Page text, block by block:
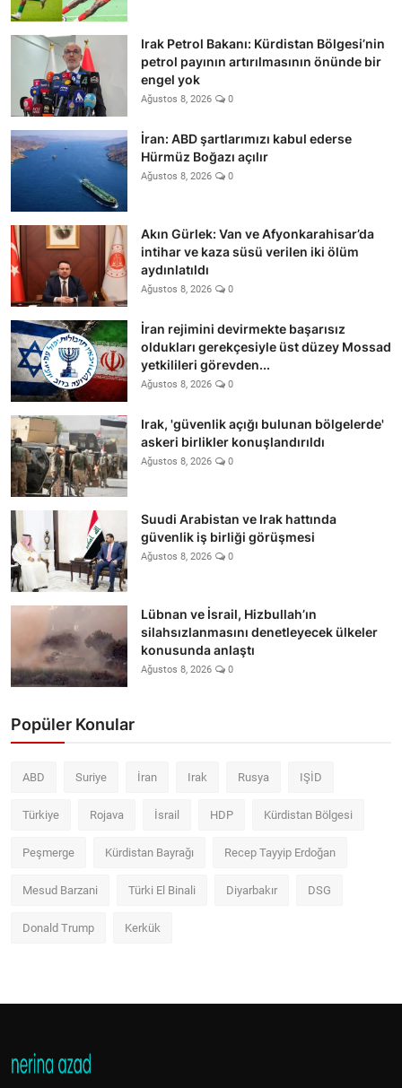
Irak Petrol Bakanı: Kürdistan Bölgesi’nin
petrol payının artırılmasının önünde bir
engel yok
Ağustos 8, 2026 0
İran: ABD şartlarımızı kabul ederse
Hürmüz Boğazı açılır
Ağustos 8, 2026 0
Akın Gürlek: Van ve Afyonkarahisar’da
intihar ve kaza süsü verilen iki ölüm
aydınlatıldı
Ağustos 8, 2026 0
İran rejimini devirmekte başarısız
oldukları gerekçesiyle üst düzey Mossad
yetkilileri görevden...
Ağustos 8, 2026 0
Irak, 'güvenlik açığı bulunan bölgelerde'
askeri birlikler konuşlandırıldı
Ağustos 8, 2026 0
Suudi Arabistan ve Irak hattında
güvenlik iş birliği görüşmesi
Ağustos 8, 2026 0
Lübnan ve İsrail, Hizbullah’ın
silahsızlanmasını denetleyecek ülkeler
konusunda anlaştı
Ağustos 8, 2026 0
Popüler Konular
ABD Suriye İran Irak Rusya IŞİD
Türkiye Rojava İsrail HDP Kürdistan Bölgesi
Peşmerge Kürdistan Bayrağı Recep Tayyip Erdoğan
Mesud Barzani Türki El Binali Diyarbakır DSG
Donald Trump Kerkük